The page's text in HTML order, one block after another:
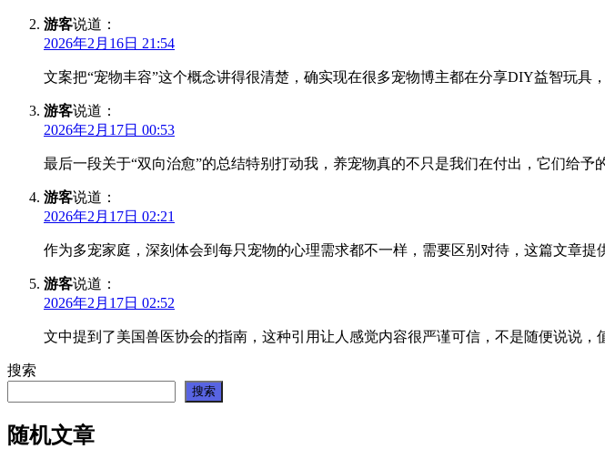
游客说道：
2026年2月16日 21:54
文案把“宠物丰容”这个概念讲得很清楚，确实现在很多宠物博主都在分享DIY益智玩具
游客说道：
2026年2月17日 00:53
最后一段关于“双向治愈”的总结特别打动我，养宠物真的不只是我们在付出，它们给予
游客说道：
2026年2月17日 02:21
作为多宠家庭，深刻体会到每只宠物的心理需求都不一样，需要区别对待，这篇文章提
游客说道：
2026年2月17日 02:52
文中提到了美国兽医协会的指南，这种引用让人感觉内容很严谨可信，不是随便说说，
搜索
搜索
随机文章